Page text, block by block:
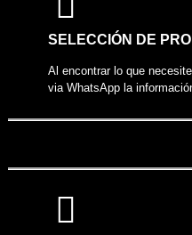
COMPARTIR PRODUCTO
SELECCIÓN DE
Al encontrar lo que
via WhatsApp la